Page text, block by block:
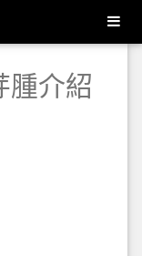
腫介紹